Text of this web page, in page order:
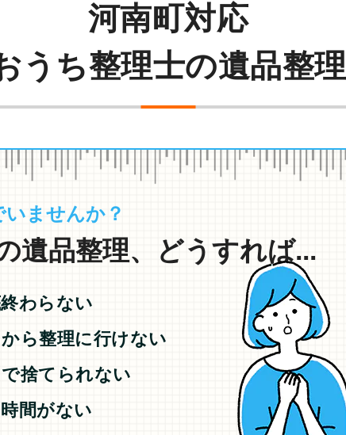
河南町対応
うち整理士の遺品整理
ませんか？
遺品整理、どうすれば...
わらない
ら整理に行けない
捨てられない
間がない